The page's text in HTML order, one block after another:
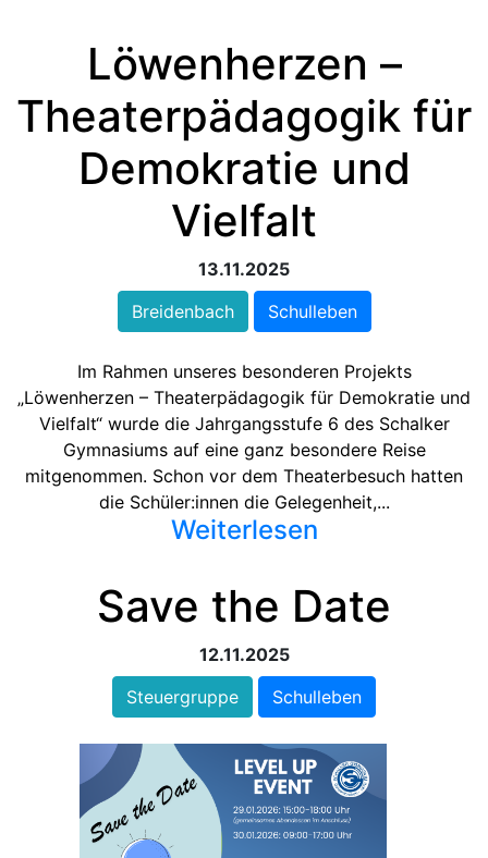
Löwenherzen –
Theaterpädagogik für
Demokratie und
Vielfalt
13.11.2025
Breidenbach
Schulleben
Im Rahmen unseres besonderen Projekts
„Löwenherzen – Theaterpädagogik für Demokratie und
Vielfalt“ wurde die Jahrgangsstufe 6 des Schalker
Gymnasiums auf eine ganz besondere Reise
mitgenommen. Schon vor dem Theaterbesuch hatten
die Schüler:innen die Gelegenheit,...
Weiterlesen
Save the Date
12.11.2025
Steuergruppe
Schulleben